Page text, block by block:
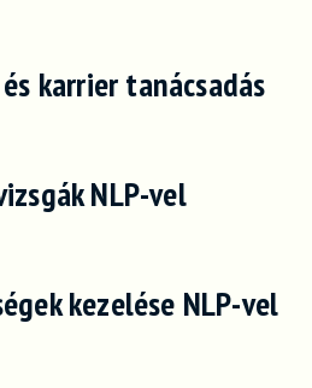
karrier tanácsadás
NLP-vel
kezelése NLP-vel